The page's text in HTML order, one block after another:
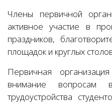
Члены первичной
активное участие в
праздников,
площадок и круглых
Первичная
внимание вопросам
трудоустройства